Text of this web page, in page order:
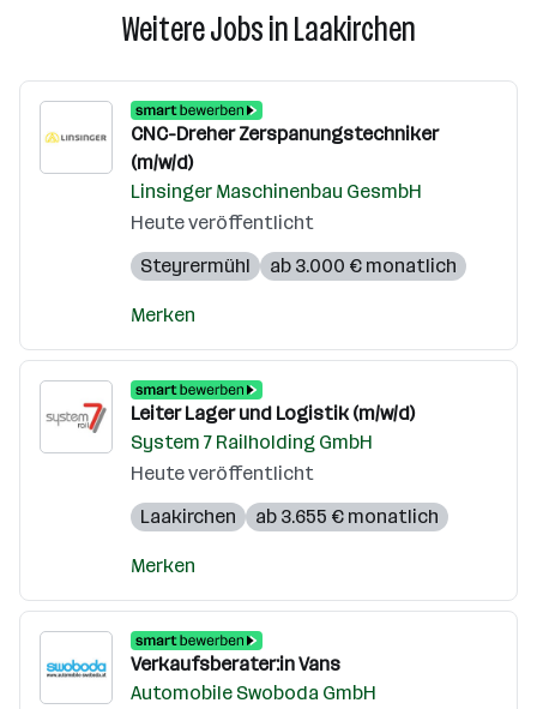
Weitere Jobs in Laakirchen
CNC-Dreher Zerspanungstechniker
(m/w/d)
Linsinger Maschinenbau GesmbH
Heute veröffentlicht
Steyrermühl
ab 3.000 € monatlich
Merken
Leiter Lager und Logistik (m/w/d)
System 7 Railholding GmbH
Heute veröffentlicht
Laakirchen
ab 3.655 € monatlich
Merken
Verkaufsberater:in Vans
Automobile Swoboda GmbH